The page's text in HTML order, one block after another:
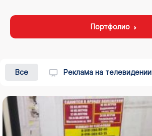
Портфолио
Все Реклама на телевидении